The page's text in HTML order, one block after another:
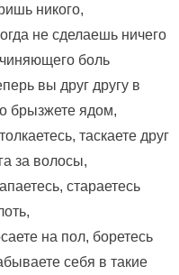
никого,
не сделаешь ничего
боль
вы друг другу в
брызжете ядом,
таскаете друг
за волосы,
стараетесь
на пол, боретесь
себя в такие